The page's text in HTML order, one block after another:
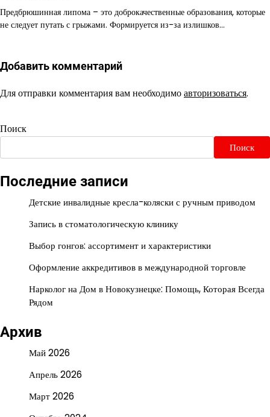
Предбрюшинная липома – это доброкачественные образования, которые
не следует путать с грыжами. Формируется из-за излишков…
Добавить комментарий
Для отправки комментария вам необходимоавторизоваться.
Поиск
Поиск
Последние записи
Детские инвалидные кресла-коляски с ручным приводом
Запись в стоматологическую клинику
Выбор гонгов: ассортимент и характеристики
Оформление аккредитивов в международной торговле
Нарколог на Дом в Новокузнецке: Помощь, Которая Всегда
Рядом
Архив
Май 2026
Апрель 2026
Март 2026